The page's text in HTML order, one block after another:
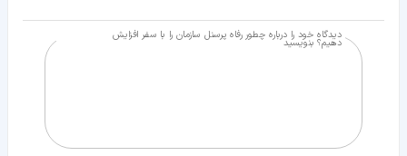
دیدگاه خود را درباره چطور رفاه پرسنل سازمان را با سفر افزایش
دهیم؟ بنویسید